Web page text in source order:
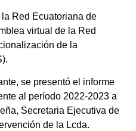
Red Ecuatoriana de
virtual de la Red
de la
se presentó el informe
al período 2022-2023 a
Secretaria Ejecutiva de
de la Lcda.